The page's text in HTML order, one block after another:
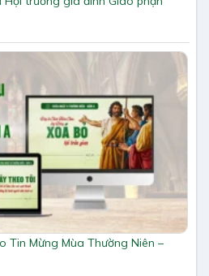
Tin Mừng Mùa Thường Niên –